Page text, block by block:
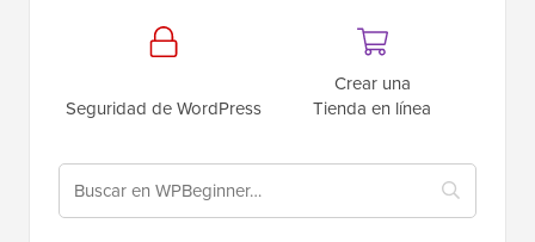
Seguridad de WordPress
Crear una
Tienda en línea